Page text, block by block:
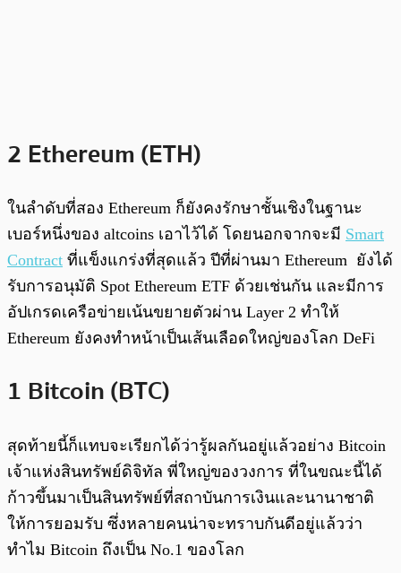
2 Ethereum (ETH)
ในลำดับที่สอง Ethereum ก็ยังคงรักษาชั้นเชิงในฐานะ
เบอร์หนึ่งของ altcoins เอาไว้ได้ โดยนอกจากจะมี Smart
Contract ที่แข็งแกร่งที่สุดแล้ว ปีที่ผ่านมา Ethereum ยังได้
รับการอนุมัติ Spot Ethereum ETF ด้วยเช่นกัน และมีการ
อัปเกรดเครือข่ายเน้นขยายตัวผ่าน Layer 2 ทำให้
Ethereum ยังคงทำหน้าเป็นเส้นเลือดใหญ่ของโลก DeFi
1 Bitcoin (BTC)
สุดท้ายนี้ก็แทบจะเรียกได้ว่ารู้ผลกันอยู่แล้วอย่าง Bitcoin
เจ้าแห่งสินทรัพย์ดิจิทัล พี่ใหญ่ของวงการ ที่ในขณะนี้ได้
ก้าวขึ้นมาเป็นสินทรัพย์ที่สถาบันการเงินและนานาชาติ
ให้การยอมรับ ซึ่งหลายคนน่าจะทราบกันดีอยู่แล้วว่า
ทำไม Bitcoin ถึงเป็น No.1 ของโลก